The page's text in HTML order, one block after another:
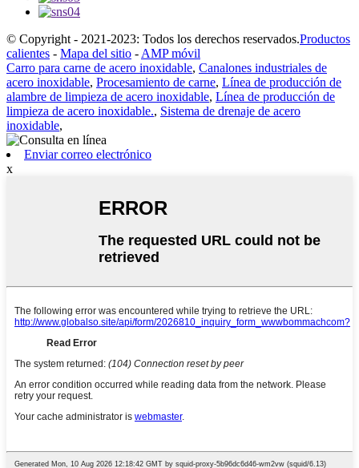
© Copyright - 2021-2023: Todos los derechos reservados.Productos
calientes - Mapa del sitio - AMP móvil
Carro para carne de acero inoxidable, Canalones industriales de
acero inoxidable, Procesamiento de carne, Línea de producción de
alambre de limpieza de acero inoxidable, Línea de producción de
limpieza de acero inoxidable., Sistema de drenaje de acero
inoxidable,
Enviar correo electrónico
x